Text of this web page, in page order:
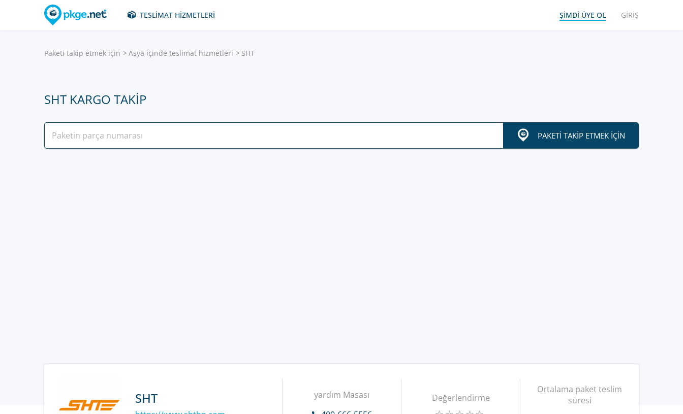
TESLIMAT HIZMETLERI ŞIMDI ÜYE OL GIRIŞ
Paketi takip etmek için Asya içinde teslimat hizmetleri SHT
SHT KARGO TAKIP
PAKETI TAKIP ETMEK IÇIN
SHT
yardım Masası
Değerlendirme
Ortalama paket teslim
süresi